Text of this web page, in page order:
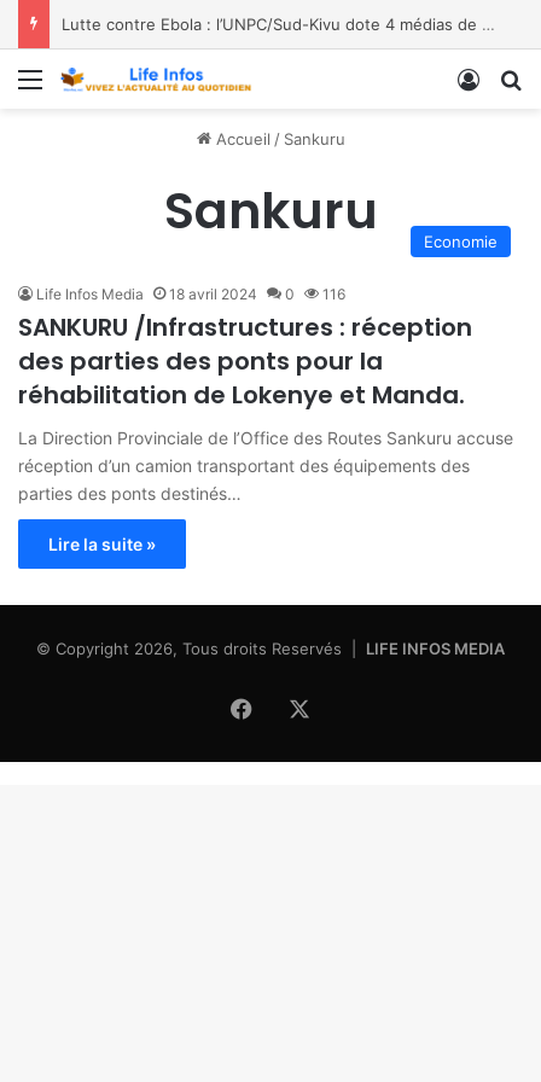
Lutte contre Ebola : l’UNPC/Sud-Kivu dote 4 médias de Bukavu de kits de lavage des mains, les bénéficiaires saluent le geste
Menu
Accueil / Sankuru
Sankuru Economie
Life Infos Media 18 avril 2024 0 116
SANKURU /Infrastructures : réception
des parties des ponts pour la
réhabilitation de Lokenye et Manda.
La Direction Provinciale de l’Office des Routes Sankuru accuse
réception d’un camion transportant des équipements des
parties des ponts destinés…
Lire la suite »
© Copyright 2026, Tous droits Reservés | LIFE INFOS MEDIA
Facebook